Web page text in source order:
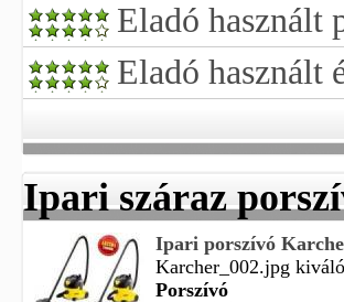
Eladó használt
Eladó használt
Ipari száraz
Ipari porszívó
Karcher_002.jpg
Porszívó